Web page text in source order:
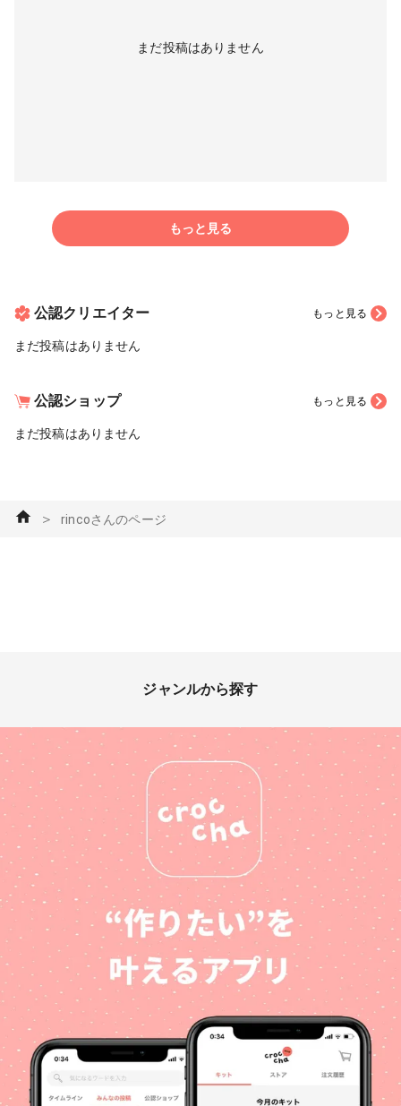
まだ投稿はありません
もっと見る
公認クリエイター もっと見る
まだ投稿はありません
公認ショップ もっと見る
まだ投稿はありません
＞ rincoさんのページ
ジャンルから探す